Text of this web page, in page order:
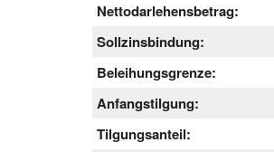
Nettodarlehensbetrag:
Sollzinsbindung:
Beleihungsgrenze:
Anfangstilgung:
Tilgungsanteil: